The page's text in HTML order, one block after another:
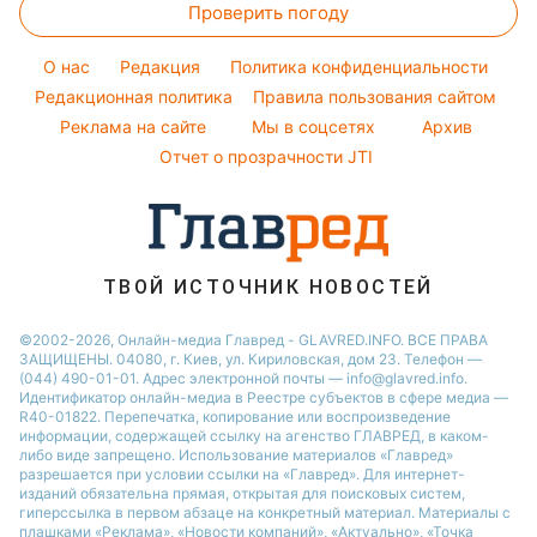
Настя Каменских
Виталий Козловский
Потап
София Ротару
Советы от Андре Тана
Женские стрижки
Новости Днепра
Новости Сум
Новости Тернополя
Новости Черкассы
Тесты по картинке
Оптические иллюзии
Народные приметы
Все о шоу-бизнесе
Проверить погоду
O нас Редакция
Политика конфиденциальности
Редакционная политика
Правила пользования сайтом
Реклама на сайте
Мы в соцсетях
Архив
Отчет о прозрачности JTI
ТВОЙ ИСТОЧНИК НОВОСТЕЙ
©2002-2026, Онлайн-медиа Главред - GLAVRED.INFO. ВСЕ ПРАВА
ЗАЩИЩЕНЫ. 04080, г. Киев, ул. Кириловская, дом 23. Телефон —
(044) 490-01-01. Адрес электронной почты — info@glavred.info.
Идентификатор онлайн-медиа в Реестре cубъектов в сфере медиа —
R40-01822. Перепечатка, копирование или воспроизведение
информации, содержащей ссылку на агенство ГЛАВРЕД, в каком-
либо виде запрещено. Использование материалов «Главред»
разрешается при условии ссылки на «Главред». Для интернет-
изданий обязательна прямая, открытая для поисковых систем,
гиперссылка в первом абзаце на конкретный материал. Материалы с
плашками «Реклама», «Новости компаний», «Актуально», «Точка